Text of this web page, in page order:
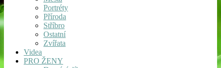
Portréty
Příroda
Stříbro
Ostatní
Zvířata
Videa
PRO ŽENY